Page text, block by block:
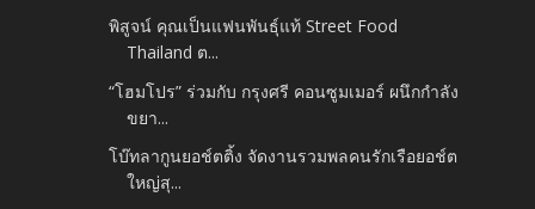
พิสูจน์ คุณเป็นแฟนพันธุ์แท้ Street Food
Thailand ต...
“โฮมโปร” ร่วมกับ กรุงศรี คอนซูมเมอร์ ผนึกกำลัง
ขยา...
โบ๊ทลากูนยอช์ตติ้ง จัดงานรวมพลคนรักเรือยอช์ต
ใหญ่สุ...